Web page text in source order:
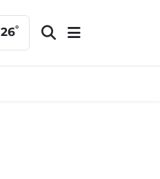
26°